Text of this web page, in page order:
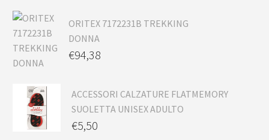
ORITEX 7172231B TREKKING
DONNA
€94,38
ACCESSORI CALZATURE FLATMEMORY
SUOLETTA UNISEX ADULTO
€5,50